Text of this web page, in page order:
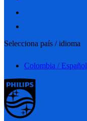
Selecciona país / idioma
Colombia / Español